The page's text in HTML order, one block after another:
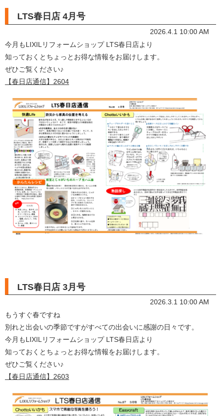
LTS春日店 4月号
2026.4.1 10:00 AM
今月もLIXILリフォームショップ LTS春日店より
知っておくとちょっとお得な情報をお届けします。
ぜひご覧ください♪
【春日店通信】2604
LTS春日店 3月号
2026.3.1 10:00 AM
もうすぐ春ですね
別れと出会いの季節ですがすべての出会いに感謝の日々です。
今月もLIXILリフォームショップ LTS春日店より
知っておくとちょっとお得な情報をお届けします。
ぜひご覧ください♪
【春日店通信】2603